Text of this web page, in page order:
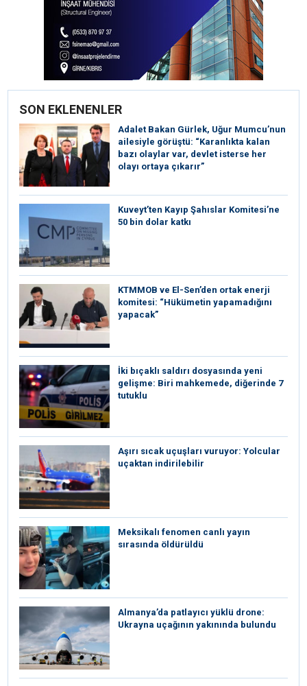
SON EKLENENLER
Adalet Bakan Gürlek, Uğur Mumcu’nun
ailesiyle görüştü: “Karanlıkta kalan
bazı olaylar var, devlet isterse her
olayı ortaya çıkarır”
Kuveyt’ten Kayıp Şahıslar Komitesi’ne
50 bin dolar katkı
KTMMOB ve El-Sen’den ortak enerji
komitesi: “Hükümetin yapamadığını
yapacak”
İki bıçaklı saldırı dosyasında yeni
gelişme: Biri mahkemede, diğerinde 7
tutuklu
Aşırı sıcak uçuşları vuruyor: Yolcular
uçaktan indirilebilir
Meksikalı fenomen canlı yayın
sırasında öldürüldü
Almanya’da patlayıcı yüklü drone:
Ukrayna uçağının yakınında bulundu